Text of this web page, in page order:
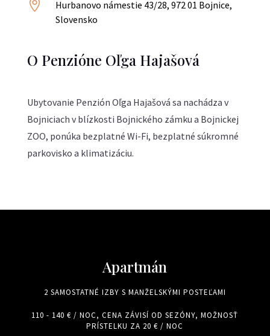

Hurbanovo námestie 43/28, 972 01 Bojnice,
Slovensko
O Penzióne Oľga Hajašová
Ubytovanie Penzión Oľga Hajašová sa nachádza v
Bojniciach v blízkosti Bojnického zámku a Bojnickej
ZOO, ponúka bezplatné Wi-Fi, bezplatné súkromné
parkovisko a klimatizáciu.
Apartmán
2 SAMOSTATNÉ IZBY S MANŽELSKÝMI POSTEĽAMI
110 - 140 € / NOC, CENA ZÁVISÍ OD SEZÓNY, MOŽNOSŤ
PRÍSTELKU ZA 20 € / NOC